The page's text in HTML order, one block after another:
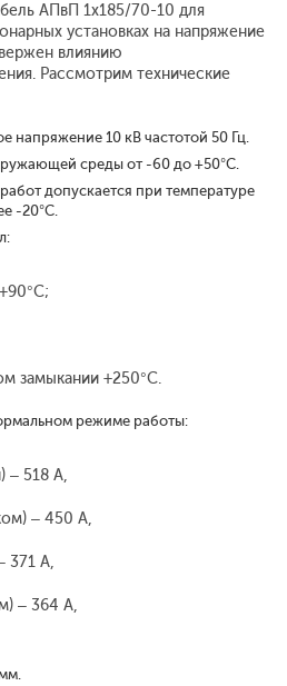
АПвП 1x185/70-10 для
установках на напряжение
влиянию
Рассмотрим технические
напряжение 10 кВ частотой 50 Гц.
среды от -60 до +50°С.
допускается при температуре
-20°С.
замыкании +250°С.
режиме работы:
– 518 А,
– 450 А,
371 А,
– 364 А,